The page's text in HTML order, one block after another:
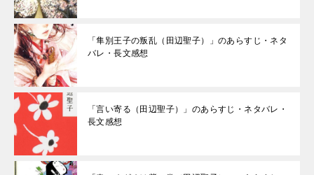
「隼別王子の叛乱（田辺聖子）」のあらすじ・ネタ
バレ・長文感想
「言い寄る（田辺聖子）」のあらすじ・ネタバレ・
長文感想